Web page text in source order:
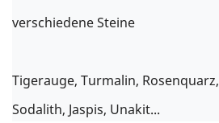
verschiedene Steine
Tigerauge, Turmalin, Rosenquarz,
Sodalith, Jaspis, Unakit...